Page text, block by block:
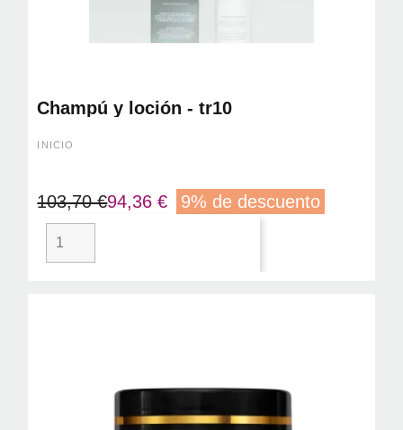
Champú y loción - tr10
INICIO
103,70 €94,36 € 9% de descuento